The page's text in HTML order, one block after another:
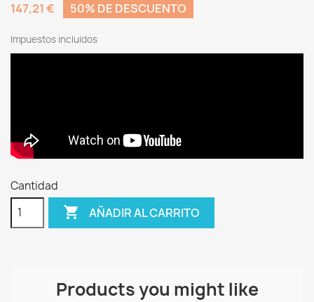
147,21 €
50% DE DESCUENTO
Impuestos incluidos
Cantidad
 AÑADIR AL CARRITO
Products you might like